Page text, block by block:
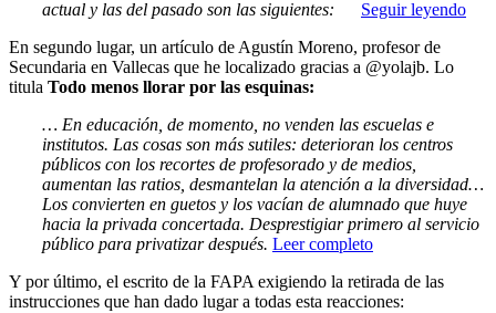
actual y las del pasado son las siguientes: Seguir leyendo
En segundo lugar, un artículo de Agustín Moreno, profesor de
Secundaria en Vallecas que he localizado gracias a @yolajb. Lo
titula Todo menos llorar por las esquinas:
… En educación, de momento, no venden las escuelas e
institutos. Las cosas son más sutiles: deterioran los centros
públicos con los recortes de profesorado y de medios,
aumentan las ratios, desmantelan la atención a la diversidad…
Los convierten en guetos y los vacían de alumnado que huye
hacia la privada concertada. Desprestigiar primero al servicio
público para privatizar después. Leer completo
Y por último, el escrito de la FAPA exigiendo la retirada de las
instrucciones que han dado lugar a todas esta reacciones: